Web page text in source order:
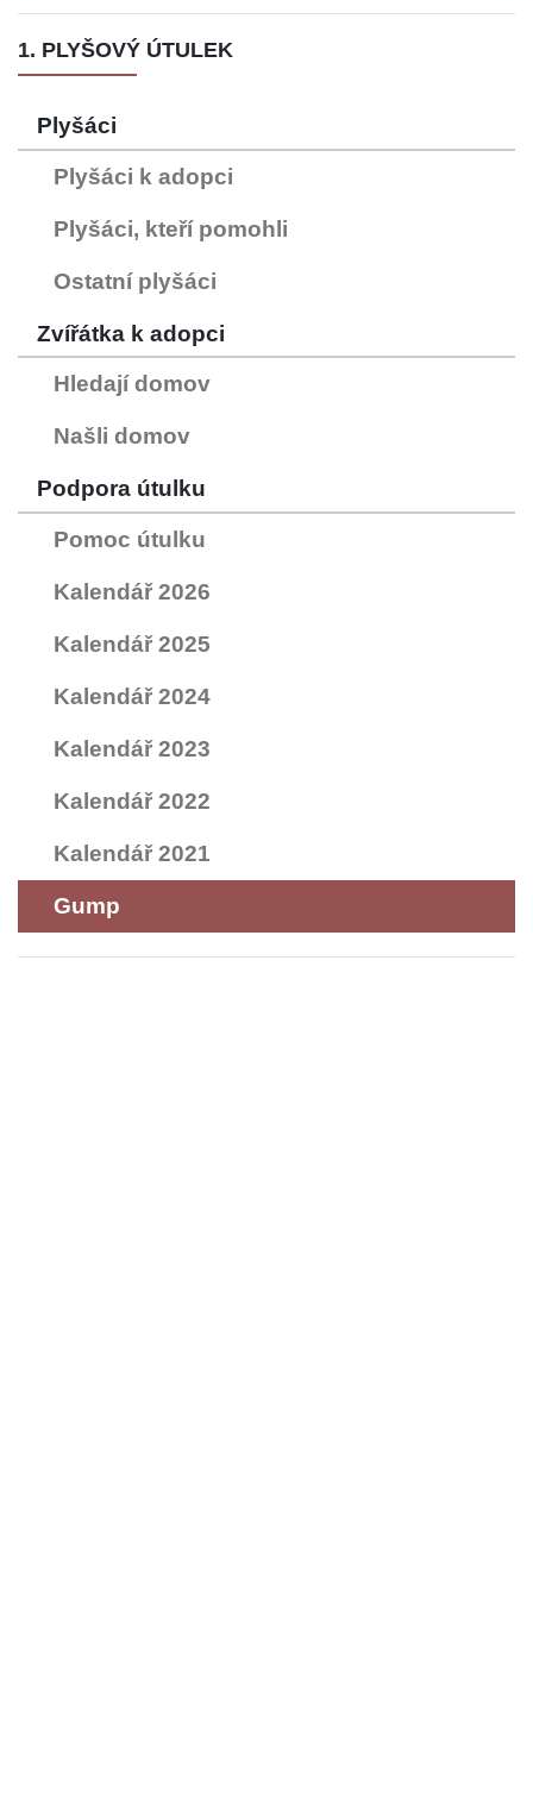
1. PLYŠOVÝ ÚTULEK
Plyšáci
Plyšáci k adopci
Plyšáci, kteří pomohli
Ostatní plyšáci
Zvířátka k adopci
Hledají domov
Našli domov
Podpora útulku
Pomoc útulku
Kalendář 2026
Kalendář 2025
Kalendář 2024
Kalendář 2023
Kalendář 2022
Kalendář 2021
Gump